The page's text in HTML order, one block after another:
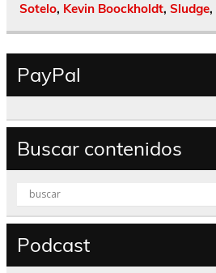
Sotelo, Kevin Boockholdt, Sludge,
PayPal
Buscar contenidos
Podcast